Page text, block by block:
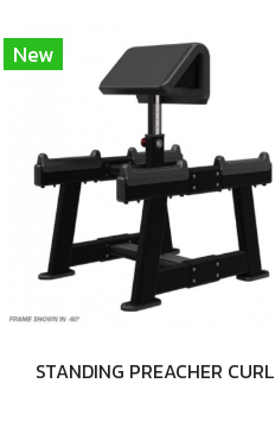
New
STANDING PREACHER CURL